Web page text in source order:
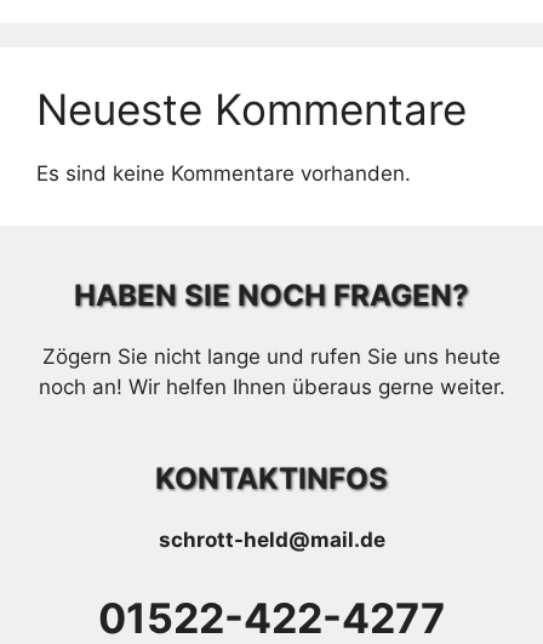
Neueste Kommentare
Es sind keine Kommentare vorhanden.
HABEN SIE NOCH FRAGEN?
Zögern Sie nicht lange und rufen Sie uns heute
noch an! Wir helfen Ihnen überaus gerne weiter.
KONTAKTINFOS
schrott-held@mail.de
01522-422-4277